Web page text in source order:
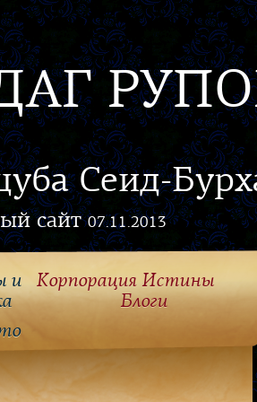
Сеид-
сайт07.11.2013
и
Корпорация Истины
Блоги